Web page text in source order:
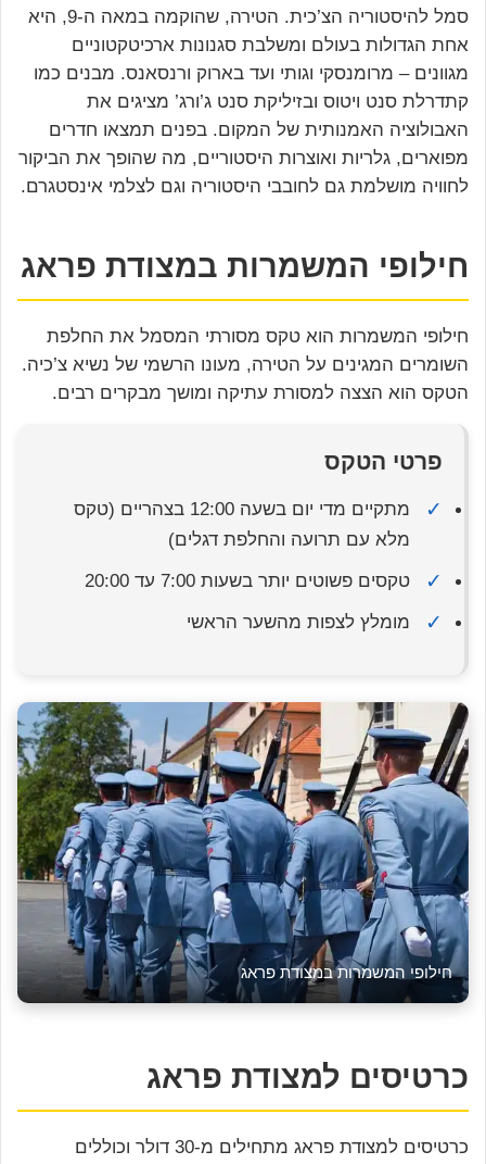
סמל להיסטוריה הצ’כית. הטירה, שהוקמה במאה ה-9, היא
אחת הגדולות בעולם ומשלבת סגנונות ארכיטקטוניים
מגוונים – מרומנסקי וגותי ועד בארוק ורנסאנס. מבנים כמו
קתדרלת סנט ויטוס ובזיליקת סנט ג’ורג’ מציגים את
האבולוציה האמנותית של המקום. בפנים תמצאו חדרים
מפוארים, גלריות ואוצרות היסטוריים, מה שהופך את הביקור
לחוויה מושלמת גם לחובבי היסטוריה וגם לצלמי אינסטגרם.
חילופי המשמרות במצודת פראג
חילופי המשמרות הוא טקס מסורתי המסמל את החלפת
השומרים המגינים על הטירה, מעונו הרשמי של נשיא צ’כיה.
הטקס הוא הצצה למסורת עתיקה ומושך מבקרים רבים.
פרטי הטקס
✓
מתקיים מדי יום בשעה 12:00 בצהריים (טקס
מלא עם תרועה והחלפת דגלים)
✓ טקסים פשוטים יותר בשעות 7:00 עד 20:00
✓ מומלץ לצפות מהשער הראשי
חילופי המשמרות במצודת פראג
כרטיסים למצודת פראג
כרטיסים למצודת פראג מתחילים מ-30 דולר וכוללים